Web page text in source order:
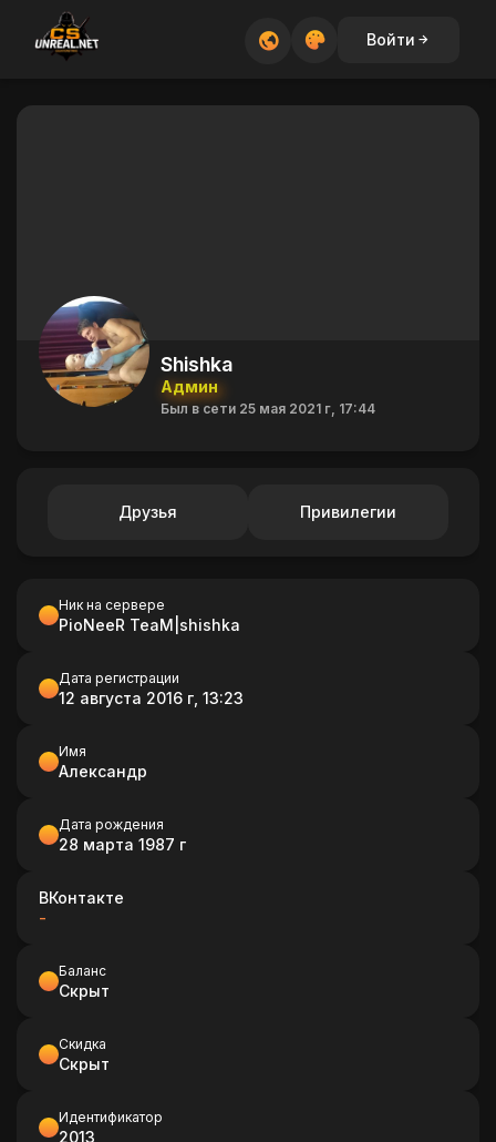
Войти
Shishka
Админ
Был в сети 25 мая 2021 г, 17:44
Друзья Привилегии
Ник на сервере
PioNeeR TeaM|shishka
Дата регистрации
12 августа 2016 г, 13:23
Имя
Александр
Дата рождения
28 марта 1987 г
ВКонтакте
-
Баланс
Скрыт
Скидка
Скрыт
Идентификатор
2013